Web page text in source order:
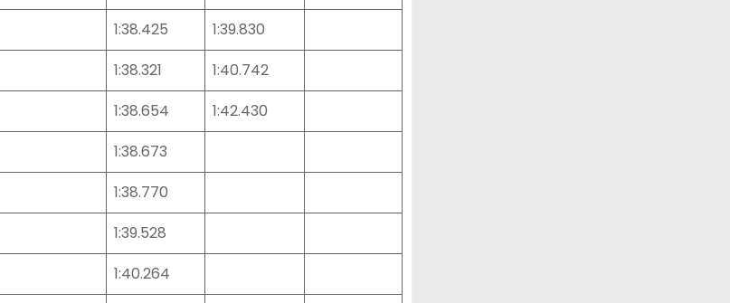
1:38.425
1:39.830
1:38.321
1:40.742
1:38.654
1:42.430
1:38.673
1:38.770
1:39.528
1:40.264